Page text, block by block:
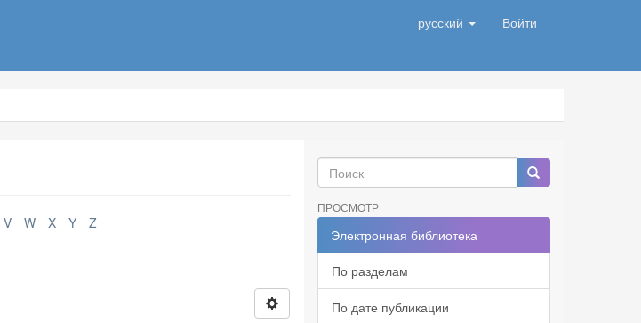
русский Войти
V W X Y Z
ПРОСМОТР
Электронная библиотека
По разделам
По дате публикации